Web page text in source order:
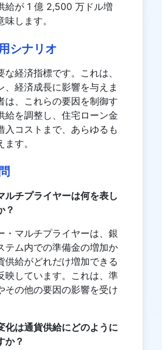
給が 1 億 2,500 万ドル増
します。
シナリオ
経済指標です。これは、
、経済成長に影響を与えま
は、これらの要因を制御す
給を調整し、住宅ローン金
入コストまで、あらゆるも
す。
ルチプライヤーは何を表し
？
・マルチプライヤーは、銀
テム内での準備金の増加か
供給がどれだけ増加できる
映しています。これは、準
その他の要因の影響を受け
化は通貨供給にどのように
か？